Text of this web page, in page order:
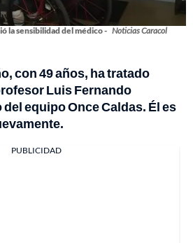
la sensibilidad del médico - Noticias Caracol
con 49 años, ha tratado
Luis Fernando
equipo Once Caldas. Él es
PUBLICIDAD